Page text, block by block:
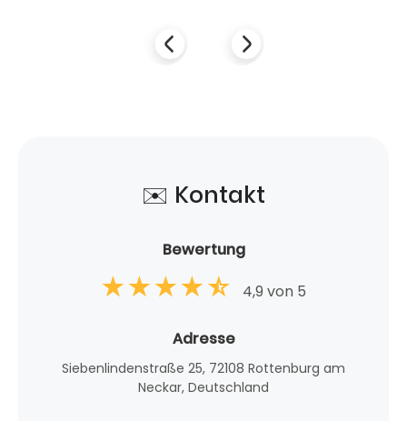
✉️ Kontakt
Bewertung
4,9 von 5
Adresse
Siebenlindenstraße 25, 72108 Rottenburg am
Neckar, Deutschland